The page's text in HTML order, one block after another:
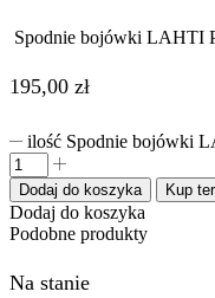
Spodnie bojówki LAHTI
195,00 zł
ilość Spodnie bojówki
Dodaj do koszyka Kup
Dodaj do koszyka
Podobne produkty
Na stanie